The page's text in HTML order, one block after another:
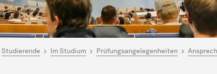
hier:
Studierende Im Studium Prüfungsangelegenheiten